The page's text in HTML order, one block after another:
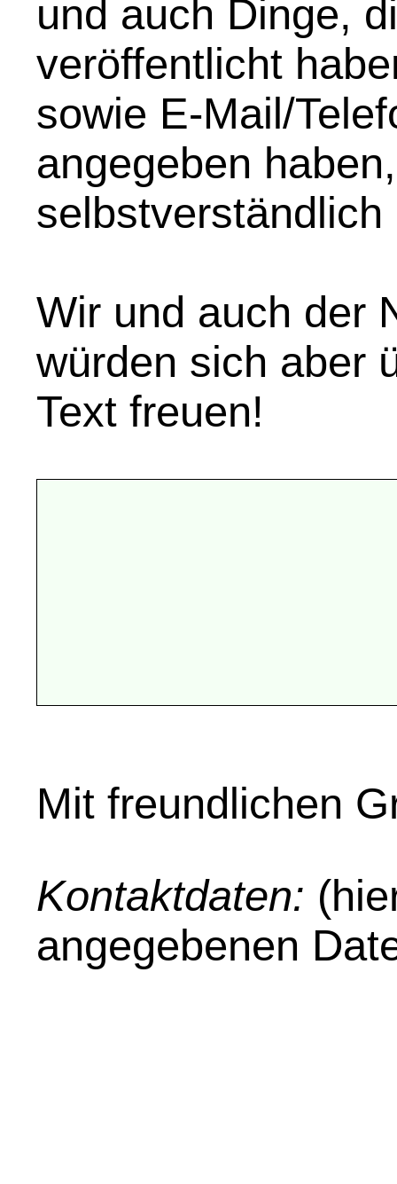
und auch Dinge,
veröffentlicht
sowie E-Mail/
angegeben
Wir und auch der
würden sich aber
Text freuen!
Mit freundlichen
Kontaktdaten:
angegebenen